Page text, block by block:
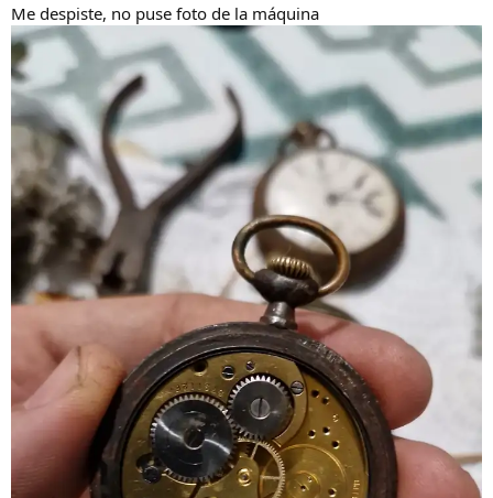
Me despiste, no puse foto de la máquina